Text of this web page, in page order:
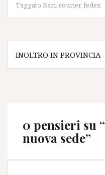
Taggato Bari, courier, fedex
Navigazione
articoli
INOLTRO IN PROVINCIA
0 pensieri su “
nuova sede”